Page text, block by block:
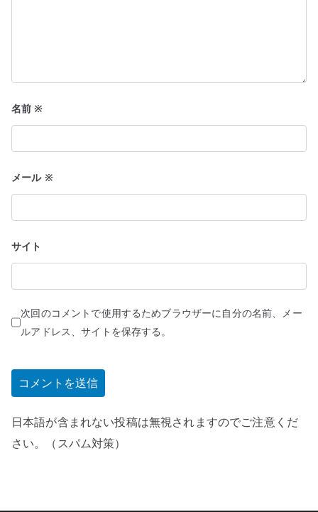
名前※
メール ※
サイト
次回のコメントで使用するためブラウザーに自分の名前、メー
ルアドレス、サイトを保存する。
日本語が含まれない投稿は無視されますのでご注意くだ
さい。（スパム対策）